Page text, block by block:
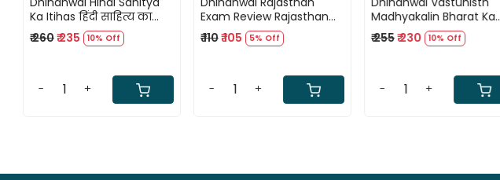
Ka Itihas हिंदी साहित्य का
इतिहास By Natthuram
Mukkad
₹ 260₹ 235 10% Off
- +
Exam Review Rajasthan
Ka Itihas (राजस्थान का
इतिहास) New Edition
₹ 110₹ 105 5% Off
- +
Madhyakalin Bharat Ka
Itihas 4800 Objective
Questions By Dheeraj
₹ 255₹ 230 10% Off
- +